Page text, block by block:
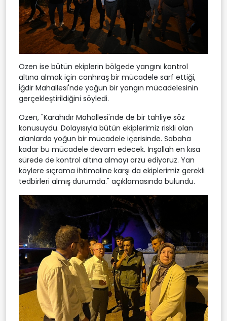
Özen ise bütün ekiplerin bölgede yangını kontrol
altına almak için canhıraş bir mücadele sarf ettiği,
İğdir Mahallesi'nde yoğun bir yangın mücadelesinin
gerçekleştirildiğini söyledi.
Özen, "Karahıdır Mahallesi'nde de bir tahliye söz
konusuydu. Dolayısıyla bütün ekiplerimiz riskli olan
alanlarda yoğun bir mücadele içerisinde. Sabaha
kadar bu mücadele devam edecek. İnşallah en kısa
sürede de kontrol altına almayı arzu ediyoruz. Yan
köylere sıçrama ihtimaline karşı da ekiplerimiz gerekli
tedbirleri almış durumda." açıklamasında bulundu.